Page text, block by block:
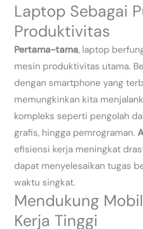
Laptop Sebagai
Produktivitas
Pertama-tama, laptop
mesin produktivitas utama.
dengan smartphone yang
memungkinkan kita
kompleks seperti pengolah
grafis, hingga pemrograman.
efisiensi kerja meningkat
dapat menyelesaikan tugas
waktu singkat.
Mendukung
Kerja Tinggi